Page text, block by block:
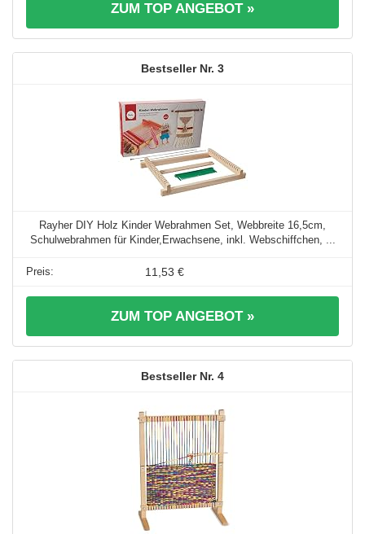
ZUM TOP ANGEBOT »
3
Rayher DIY Holz Kinder Webrahmen Set, Webbreite 16,5cm,
Schulwebrahmen für Kinder,Erwachsene, inkl. Webschiffchen, ...
11,53 €
ZUM TOP ANGEBOT »
4